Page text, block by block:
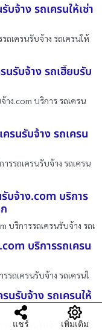
บจ้าง รถเครนให้เช่า
ถเครนรับจ้าง รถเครนให้
นรับจ้าง รถเฮี๊ยบรับ
าง.com บริการ รถเครน
รนรับจ้าง รถเครน
รรถเครนรับจ้าง รถเครน
บจ้าง.com บริการ
บริการรถเครนรับจ้าง รถเ
บริการรถเครน
รถเครนรับจ้าง รถเครนใ
นรับจ้าง รถเครนให้
รรถเครนรับจ้าง รถเครน
แชร์ เพิ่มเติม